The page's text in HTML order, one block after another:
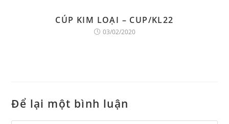
CÚP KIM LOẠI – CUP/KL22
03/02/2020
Để lại một bình luận